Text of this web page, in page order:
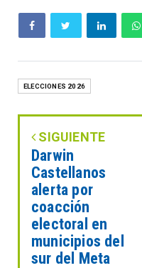
ELECCIONES 2026
SIGUIENTE
Darwin
Castellanos
alerta por
coacción
electoral en
municipios del
sur del Meta